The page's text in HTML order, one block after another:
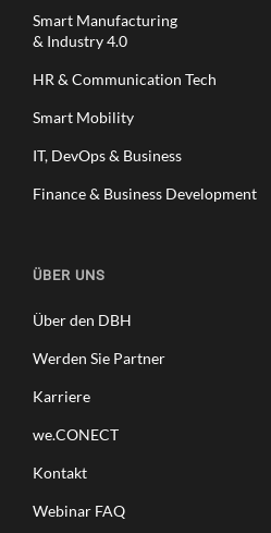
Smart Manufacturing
& Industry 4.0
HR & Communication Tech
Smart Mobility
IT, DevOps & Business
Finance & Business Development
ÜBER UNS
Über den DBH
Werden Sie Partner
Karriere
we.CONECT
Kontakt
Webinar FAQ